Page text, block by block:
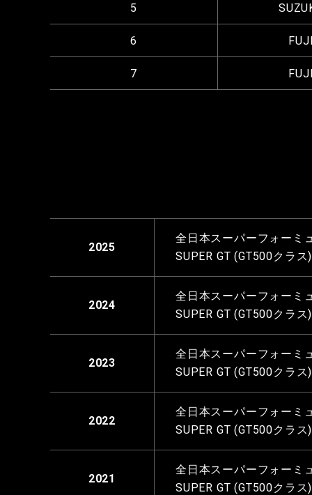
5
6
7
2025
全日本スーパーフォーミ
SUPER GT (GT500クラ
2024
全日本スーパーフォーミ
SUPER GT (GT500クラ
2023
全日本スーパーフォーミ
SUPER GT (GT500クラ
2022
全日本スーパーフォーミ
SUPER GT (GT500クラ
2021
全日本スーパーフォーミ
SUPER GT (GT500クラ